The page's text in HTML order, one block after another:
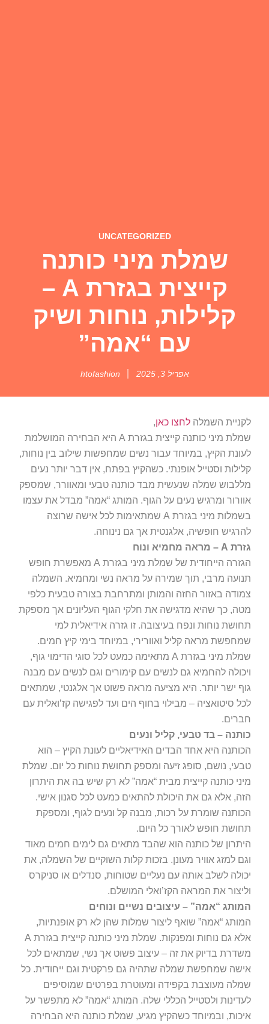
UNCATEGORIZED
שמלת מיני כותנה
קייצית בגזרת A –
קלילות, נוחות ושיק
עם “אמה”
אפריל 3, 2025 htofashion
לקניית השמלה לחצו כאן,
שמלת מיני כותנה קייצית בגזרת A היא הבחירה המושלמת
לעונת הקיץ, במיוחד עבור נשים שמחפשות שילוב בין נוחות,
קלילות וסטייל אופנתי. כשהקיץ בפתח, אין דבר יותר נעים
מללבוש שמלה שנעשית מבד כותנה טבעי ומאוורר, שמספק
אוורור ומרגיש נעים על הגוף. המותג “אמה” מבדל את עצמו
בשמלות מיני בגזרת A שמתאימות לכל אישה שרוצה
להרגיש חופשיה, אלגנטית אך גם נינוחה.
גזרת A – מראה מחמיא ונוח
הגזרה הייחודית של שמלת מיני בגזרת A מאפשרת חופש
תנועה מרבי, תוך שמירה על מראה נשי ומחמיא. השמלה
צמודה באזור החזה והמותן ומתרחבת בצורה טבעית כלפי
מטה, כך שהיא מדגישה את חלקי הגוף העליונים אך מספקת
תחושת נוחות ונפח בעיצובה. זו גזרה אידיאלית למי
שמחפשת מראה קליל ואוורירי, במיוחד בימי קיץ חמים.
שמלת מיני בגזרת A מתאימה כמעט לכל סוגי הדימוי גוף,
ויכולה להחמיא גם לנשים עם קימורים וגם לנשים עם מבנה
גוף ישר יותר. היא מציעה מראה פשוט אך אלגנטי, שמתאים
לכל סיטואציה – מבילוי בחוף הים ועד לפגישה קז’ואלית עם
חברים.
כותנה – בד טבעי, קליל ונעים
הכותנה היא אחד הבדים האידיאליים לעונת הקיץ – הוא
טבעי, נושם, סופג זיעה ומספק תחושת נוחות כל יום. שמלת
מיני כותנה קייצית מבית “אמה” לא רק שיש בה את היתרון
הזה, אלא גם את היכולת להתאים כמעט לכל סגנון אישי.
הכותנה שומרת על רכות, מבנה קל ונעים לגוף, ומספקת
תחושת חופש לאורך כל היום.
היתרון של כותנה הוא שהבד מתאים גם לימים חמים מאוד
וגם למזג אוויר מעונן. בזכות קלות השוקיים של השמלה, את
יכולה לשלב אותה עם נעליים שטוחות, סנדלים או סניקרס
וליצור את המראה הקז’ואלי המושלם.
המותג “אמה” – עיצובים נשיים ונוחים
המותג “אמה” שואף ליצור שמלות שהן לא רק אופנתיות,
אלא גם נוחות ומפנקות. שמלת מיני כותנה קייצית בגזרת A
משדרת בדיוק את זה – עיצוב פשוט אך נשי, שמתאים לכל
אישה שמחפשת שמלה שתהיה גם פרקטית וגם ייחודית. כל
שמלה מעוצבת בקפידה ומעוטרת בפרטים שמוסיפים
לעדינות ולסטייל הכללי שלה. המותג “אמה” לא מתפשר על
איכות, ובמיוחד כשהקיץ מגיע, שמלת כותנה היא הבחירה